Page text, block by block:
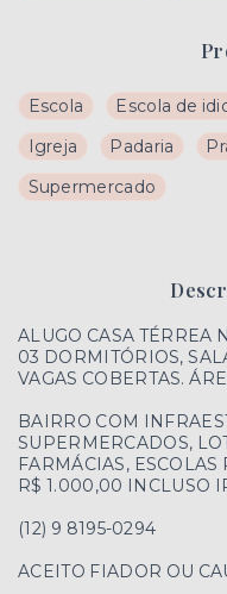
Escola Escola de
Igreja
Padaria
Supermercado
ALUGO CASA TÉRREA
03 DORMITÓRIOS,
VAGAS COBERTAS.
BAIRRO COM
SUPERMERCADOS,
FARMÁCIAS,
R$ 1.000,00 INCLUSO
(12) 9 8195-0294
ACEITO FIADOR OU